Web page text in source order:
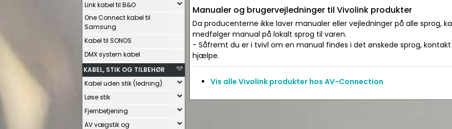
Link kabel til B&O
One Connect kabel til
Samsung
Kabel til SONOS
DMX system kabel
KABEL, STIK OG TILBEHØR
Kabel uden stik (ledning)
Løse stik
Fjernbetjening
AV vægstik og
Manualer og brugervejledninger til Vivolink produkter
Da producenterne ikke laver manualer eller vejledninger på alle sprog,
medfølger manual på lokalt sprog til varen.
- Såfremt du er i tvivl om en manual findes i det ønskede sprog,
hjælpe.
Vis alle Vivolink produkter hos AV-Connection